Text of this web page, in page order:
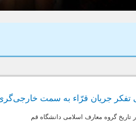
تفکر جریان قرّاء به سمت
تاریخ گروه معارف اسلامی دانشگاه قم